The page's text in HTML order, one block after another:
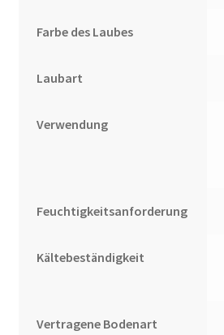
Farbe des Laubes
Laubart
Verwendung
Feuchtigkeitsanforderung
Kältebeständigkeit
Vertragene Bodenart